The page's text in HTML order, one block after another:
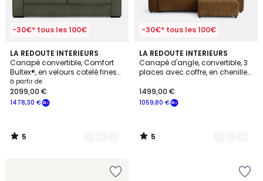
-30€* tous les 100€
LA REDOUTE INTERIEURS
Canapé convertible, Comfort
Bultex®, en velours cotelé fines
cotes, CECILIA
à partir de
1478,30 €
2099,00 €
5
/
5
5
Couleurs
5
/
-30€* tous les 100€
LA REDOUTE INTERIEURS
Canapé d'angle, convertible, 3
places avec coffre, en chenille
1059,80 €
1499,00 €
5
/
5
3
Couleurs
5
/